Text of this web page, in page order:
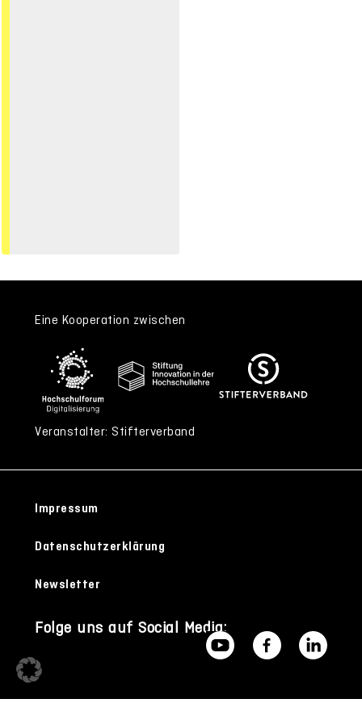
Eine Kooperation zwischen
Veranstalter: Stifterverband
Impressum
Datenschutzerklärung
Newsletter
Folge uns auf Social Media: